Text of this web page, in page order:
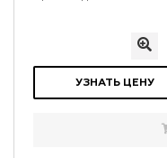
УЗНАТЬ ЦЕНУ